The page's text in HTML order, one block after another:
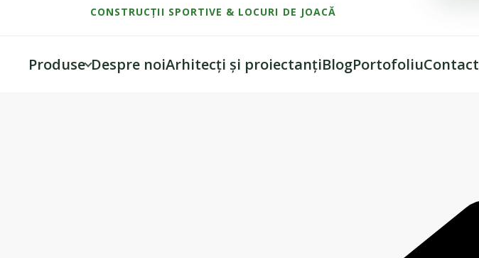
CONSTRUCȚII SPORTIVE & LOCURI DE JOACĂ
Produse Despre noiArhitecți și proiectanțiBlogPortofoliuContact